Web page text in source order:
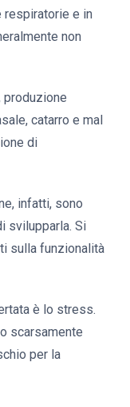
respiratorie e in
non
produzione
catarro e mal
di
infatti, sono
svilupparla. Si
sulla funzionalità
è lo stress.
scarsamente
per la